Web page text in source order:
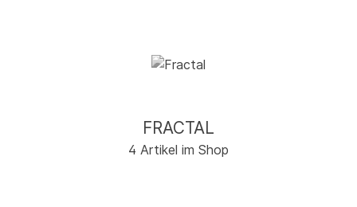
FRACTAL
4 Artikel im Shop